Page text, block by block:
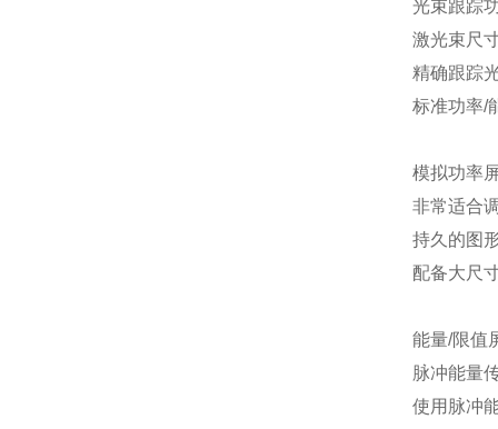
光束跟踪
激光束尺
精确跟踪
标准功率/
模拟功率
非常适合
持久的图
配备大尺
能量/限值
脉冲能量
使用脉冲